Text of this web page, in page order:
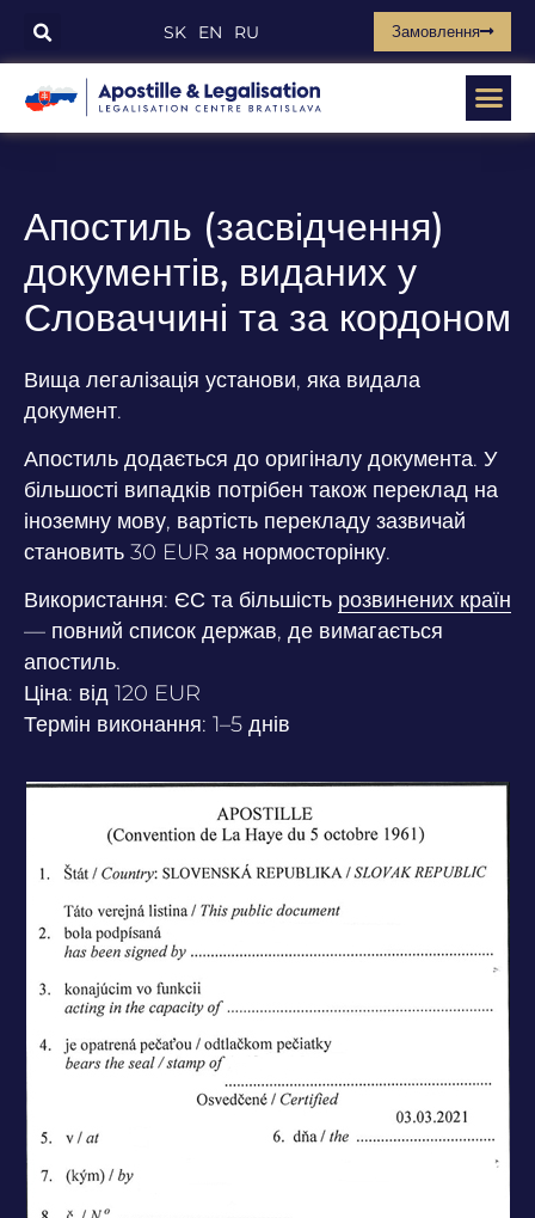
SK EN RU Замовлення
Апостиль (засвідчення)
документів, виданих у
Словаччині та за кордоном
Вища легалізація установи, яка видала
документ.
Апостиль додається до оригіналу документа. У
більшості випадків потрібен також переклад на
іноземну мову, вартість перекладу зазвичай
становить 30 EUR за нормосторінку.
Використання: ЄС та більшість розвинених країн
— повний список держав, де вимагається
апостиль.
Ціна: від 120 EUR
Термін виконання: 1–5 днів